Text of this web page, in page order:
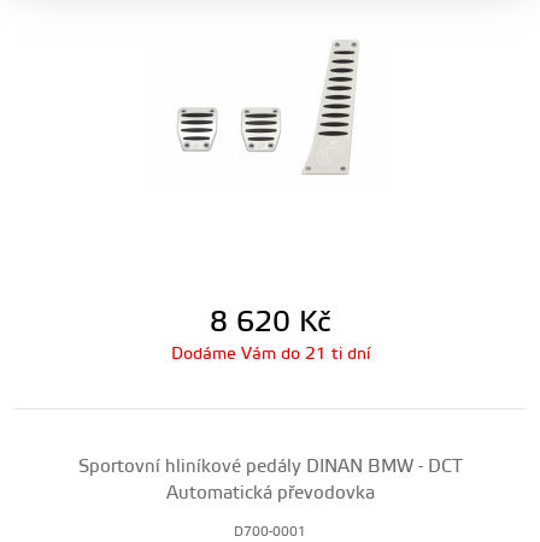
8 620 Kč
Dodáme Vám do 21 ti dní
Sportovní hliníkové pedály DINAN BMW - DCT
Automatická převodovka
D700-0001